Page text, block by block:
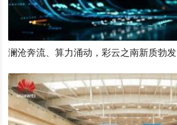
澜沧奔流、算力涌动，彩云之南新质勃发